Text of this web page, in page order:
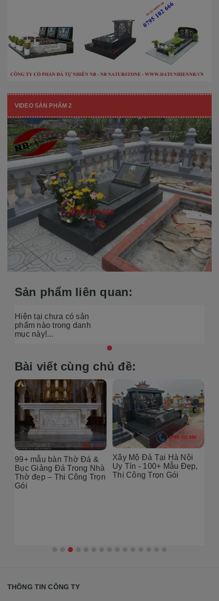
VIDEO SẢN PHẨM 2
Sản phẩm liên quan:
Hiện tại chưa có sản
phẩm nào trong danh
mục này!...
Bài viết cùng chủ đề:
99+ mẫu bàn Thờ Đá &
Bục Giảng Đá Trong Nhà
Thờ đẹp – Thi Công Trọn
Gói
Xây Mộ Đá Tại Hà Nội
Uy Tín - 100+ Mẫu Đẹp,
Thi Công Trọn Gói
THÔNG TIN CÔNG TY